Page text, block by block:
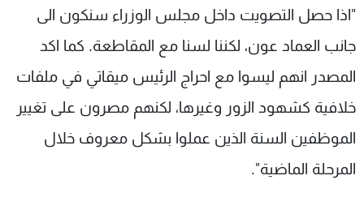
"اذا حصل التصويت داخل مجلس الوزراء سنكون الى
جانب العماد عون، لكننا لسنا مع المقاطعة. كما اكد
المصدر انهم ليسوا مع احراج الرئيس ميقاتي في ملفات
خلافية كشهود الزور وغيرها، لكنهم مصرون على تغيير
الموظفين السنة الذين عملوا بشكل معروف خلال
المرحلة الماضية".